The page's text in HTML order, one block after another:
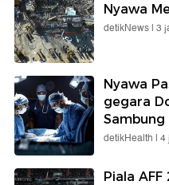
Nyawa
detikNews | 3
Nyawa
gegara
Sambung
detikHealth | 4
Piala